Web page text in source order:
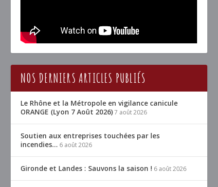
NOS DERNIERS ARTICLES PUBLIÉS
Le Rhône et la Métropole en vigilance canicule
ORANGE (Lyon 7 Août 2026) 7 août 2026
Soutien aux entreprises touchées par les
incendies… 6 août 2026
Gironde et Landes : Sauvons la saison ! 6 août 2026